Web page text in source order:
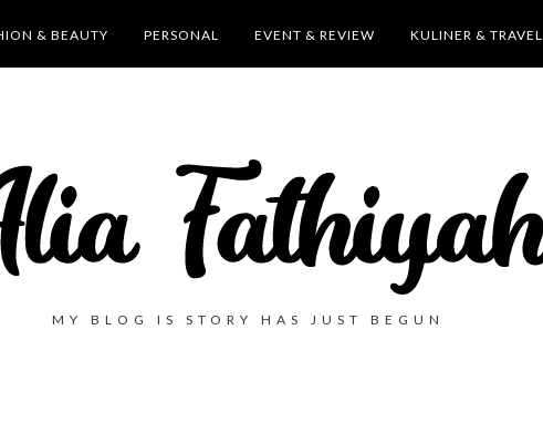
& BEAUTY PERSONAL EVENT & REVIEW KULINER & TRAVEL
MY BLOG IS STORY HAS JUST BEGUN